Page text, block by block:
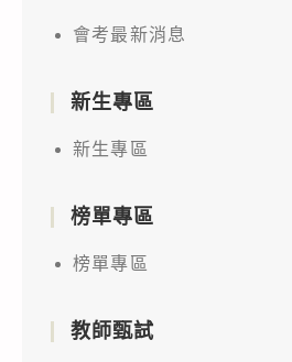
會考最新消息
新生專區
新生專區
榜單專區
榜單專區
教師甄試